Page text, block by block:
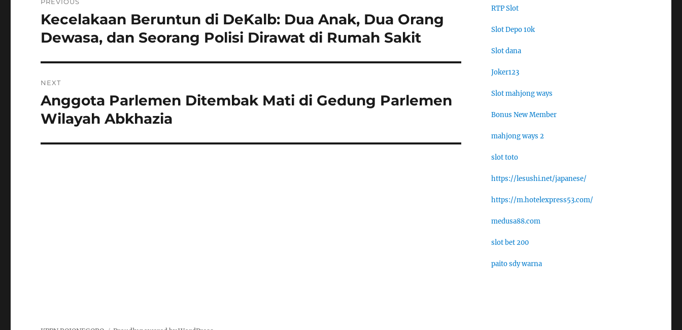
pos
Previous
post:
Kecelakaan Beruntun di DeKalb: Dua Anak, Dua Orang
Dewasa, dan Seorang Polisi Dirawat di Rumah Sakit
NEXT
Next
post:
Anggota Parlemen Ditembak Mati di Gedung Parlemen
Wilayah Abkhazia
RTP Slot
Slot Depo 10k
Slot dana
Joker123
Slot mahjong ways
Bonus New Member
mahjong ways 2
slot toto
https://lesushi.net/japanese/
https://m.hotelexpress53.com/
medusa88.com
slot bet 200
paito sdy warna